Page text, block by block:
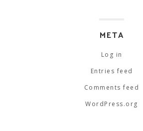
META
Log in
Entries feed
Comments feed
WordPress.org